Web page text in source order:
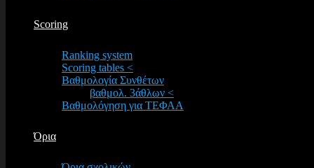
Scoring
Ranking system
Scoring tables <
Βαθμολογία Συνθέτων
βαθμολ. 3άθλων <
Βαθμολόγηση για ΤΕΦΑΑ
Όρια